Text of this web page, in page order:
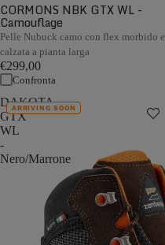
CORMONS NBK GTX WL -
Camouflage
Pelle Nubuck camo con flex morbido e
calzata a pianta larga
€299,00
Confronta
DAKOTA
GTX
WL
-
Nero/Marrone
ARRIVING SOON